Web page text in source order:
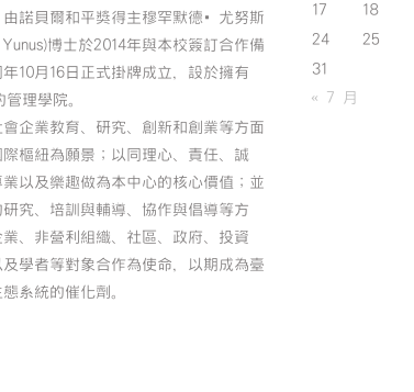
由諾貝爾和平獎得主穆罕默德•尤努斯
博士於2014年與本校簽訂合作備
10月16日正式掛牌成立，設於擁有
管理學院。
企業教育、研究、創新和創業等方面
樞紐為願景；以同理心、責任、誠
以及樂趣做為本中心的核心價值；並
研究、培訓與輔導、協作與倡導等方
、非營利組織、社區、政府、投資
及學者等對象合作為使命，以期成為臺
系統的催化劑。
17
18
24
25
31
« 7 月